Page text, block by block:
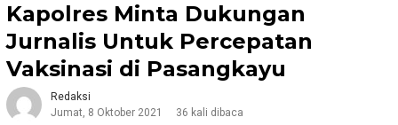
Kapolres Minta Dukungan
Jurnalis Untuk Percepatan
Vaksinasi di Pasangkayu
Redaksi
Jumat, 8 Oktober 2021
36 kali dibaca